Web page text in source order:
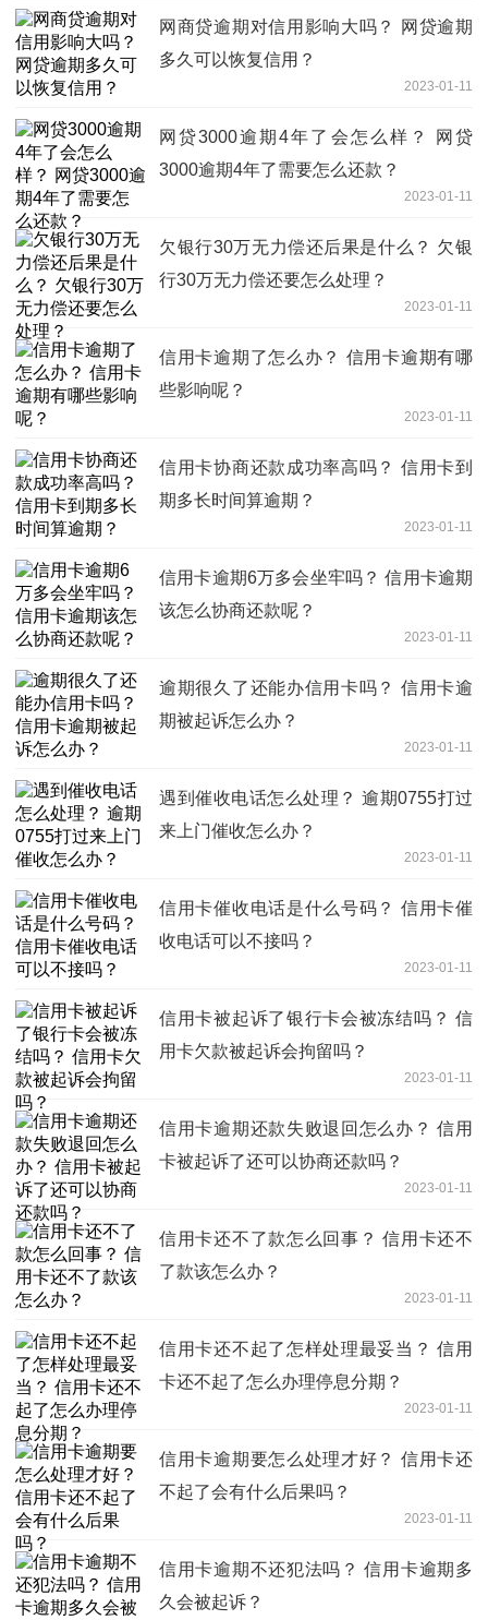
网商贷逾期对信用影响大吗？ 网贷逾期
多久可以恢复信用？
2023-01-11
网贷3000逾期4年了会怎么样？ 网贷
3000逾期4年了需要怎么还款？
2023-01-11
欠银行30万无力偿还后果是什么？ 欠银
行30万无力偿还要怎么处理？
2023-01-11
信用卡逾期了怎么办？ 信用卡逾期有哪
些影响呢？
2023-01-11
信用卡协商还款成功率高吗？ 信用卡到
期多长时间算逾期？
2023-01-11
信用卡逾期6万多会坐牢吗？ 信用卡逾期
该怎么协商还款呢？
2023-01-11
逾期很久了还能办信用卡吗？ 信用卡逾
期被起诉怎么办？
2023-01-11
遇到催收电话怎么处理？ 逾期0755打过
来上门催收怎么办？
2023-01-11
信用卡催收电话是什么号码？ 信用卡催
收电话可以不接吗？
2023-01-11
信用卡被起诉了银行卡会被冻结吗？ 信
用卡欠款被起诉会拘留吗？
2023-01-11
信用卡逾期还款失败退回怎么办？ 信用
卡被起诉了还可以协商还款吗？
2023-01-11
信用卡还不了款怎么回事？ 信用卡还不
了款该怎么办？
2023-01-11
信用卡还不起了怎样处理最妥当？ 信用
卡还不起了怎么办理停息分期？
2023-01-11
信用卡逾期要怎么处理才好？ 信用卡还
不起了会有什么后果吗？
2023-01-11
信用卡逾期不还犯法吗？ 信用卡逾期多
久会被起诉？